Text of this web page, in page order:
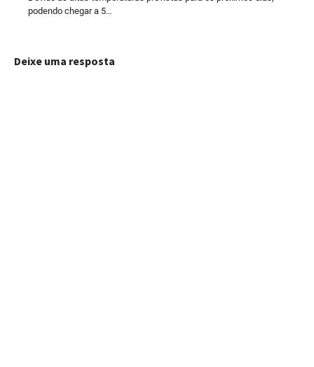
podendo chegar a 5…
Deixe uma resposta